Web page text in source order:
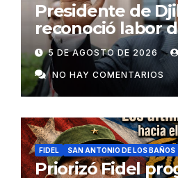
Presidente de
reconoció labor
colaboradores
5 DE AGOSTO DE 2026
NO HAY COMENTARIOS
FIDEL SAN ANTONIO DE LOS BAÑOS
Priorizó Fidel